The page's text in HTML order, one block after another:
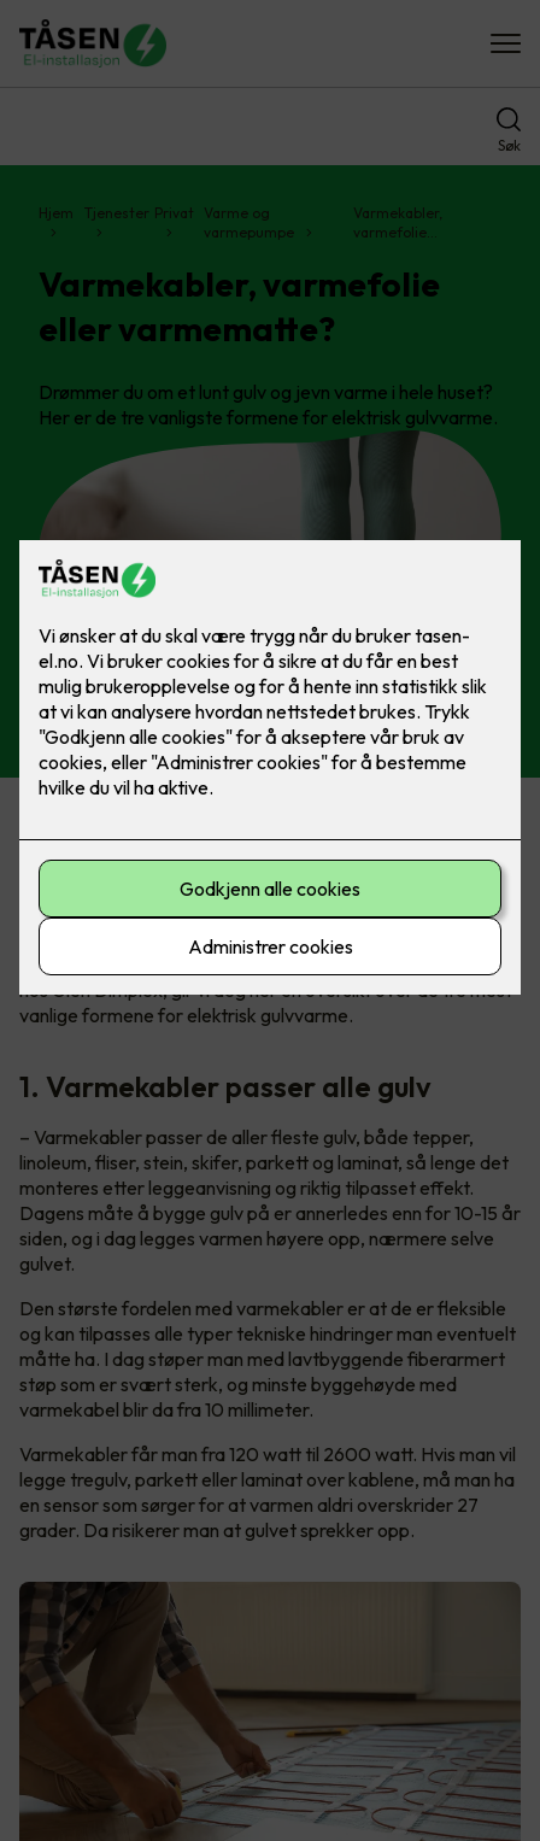
Søk
Hjem Tjenester Privat
Varme og
varmepumpe
Varmekabler,
varmefolie…
Varmekabler, varmefolie
eller varmematte?
Drømmer du om et lunt gulv og jevn varme i hele huset?
Her er de tre vanligste formene for elektrisk gulvvarme.
gulvvarme, men spesielt varmefolie blir stadig mer populært.
Om du skal velge det ene eller det andre avhenger av
underlag, hvilket gulv du skal legge over, plassering og
størrelse på rommet.
Sammen med Kim Due-Sørensen, produktsjef for gulvvarme
hos Glen Dimplex, gir vi deg her en oversikt over de tre mest
vanlige formene for elektrisk gulvvarme.
1. Varmekabler passer alle gulv
– Varmekabler passer de aller fleste gulv, både tepper,
linoleum, fliser, stein, skifer, parkett og laminat, så lenge det
monteres etter leggeanvisning og riktig tilpasset effekt.
Dagens måte å bygge gulv på er annerledes enn for 10-15 år
siden, og i dag legges varmen høyere opp, nærmere selve
gulvet.
Den største fordelen med varmekabler er at de er fleksible
og kan tilpasses alle typer tekniske hindringer man eventuelt
måtte ha. I dag støper man med lavtbyggende fiberarmert
støp som er svært sterk, og minste byggehøyde med
varmekabel blir da fra 10 millimeter.
Varmekabler får man fra 120 watt til 2600 watt. Hvis man vil
legge tregulv, parkett eller laminat over kablene, må man ha
en sensor som sørger for at varmen aldri overskrider 27
grader. Da risikerer man at gulvet sprekker opp.